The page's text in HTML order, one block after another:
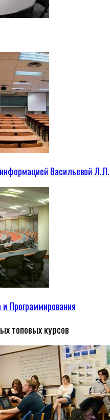
Васильевой Л.Л.
Программирования
топовых курсов